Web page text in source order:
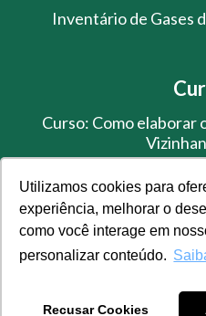
Utilizamos cookies para
experiência, melhorar o
como você interage em
personalizar conteúdo.
Recusar Cookies
Inventário de Gases
Curso: Como elaborar
Treinamento de
© Master Ambiental -